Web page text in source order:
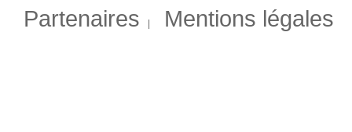
Partenaires
Mentions légales